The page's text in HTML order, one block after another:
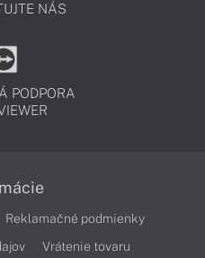
NÁS
PODPORA
Reklamačné podmienky
Vrátenie tovaru